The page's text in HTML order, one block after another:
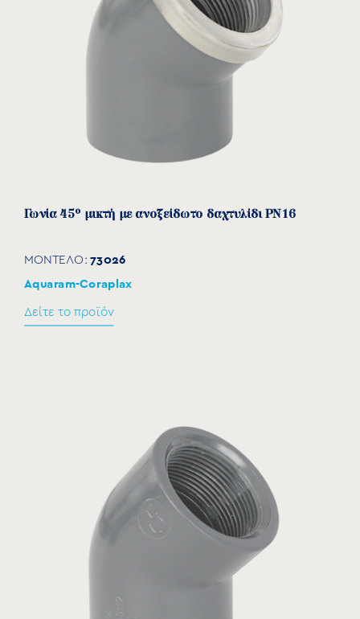
7302563 63 2” 38
Γωνία 45° μικτή με ανοξείδωτο δαχτυλίδι PN16
ΜΟΝΤΕΛΟ:73026
Aquaram-Coraplax
Δείτε το προϊόν